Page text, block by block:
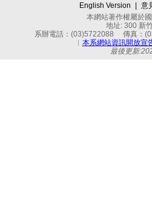
English Version
意
本網站著作權屬於
地址: 300 新
系辦電話：(03)5722088 傳真：
︱ 本系網站資訊開放宣
最後更新